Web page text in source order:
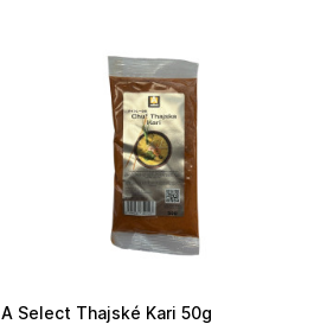
A Select Thajské Kari 50g